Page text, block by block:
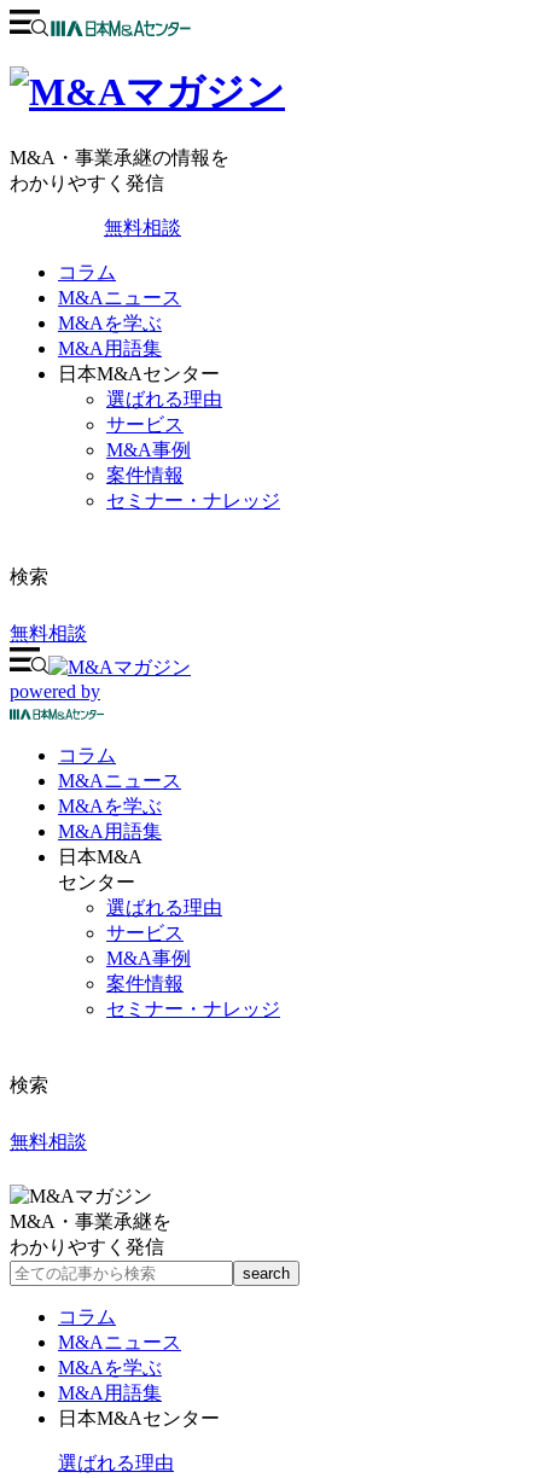
M&A・事業承継の情報を
わかりやすく発信
無料相談
コラム
M&Aニュース
M&Aを学ぶ
M&A用語集
日本M&Aセンター
選ばれる理由
サービス
M&A事例
案件情報
セミナー・ナレッジ
検索
無料相談
powered by
コラム
M&Aニュース
M&Aを学ぶ
M&A 用語集
日本M&A
センター
選ばれる理由
サービス
M&A事例
案件情報
セミナー・ナレッジ
検索
無料相談
M&A・事業承継を
わかりやすく発信
コラム
M&Aニュース
M&Aを学ぶ
M&A用語集
日本M&Aセンター
選ばれる理由